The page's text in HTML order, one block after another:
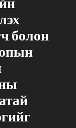
болон